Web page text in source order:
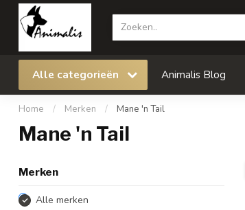
Alle categorieën Animalis Blog
Home / Merken / Mane 'n Tail
Mane 'n Tail
Merken
Alle merken